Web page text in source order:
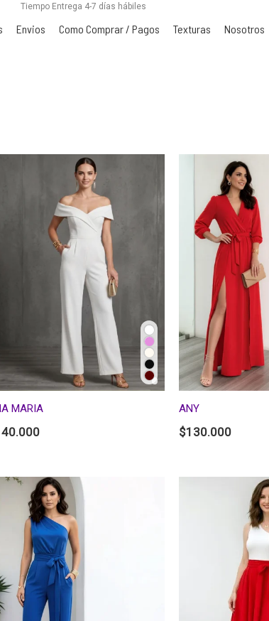
Tiempo Entrega 4-7 días hábiles
Envios Como Comprar / Pagos Texturas Nosotros
MARIA ANY
$130.000